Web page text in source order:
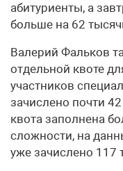
абитуриенты, а
больше на 62
Валерий Фальков
отдельной квоте
участников
зачислено почти
квота заполнена
сложности, на
уже зачислено 117